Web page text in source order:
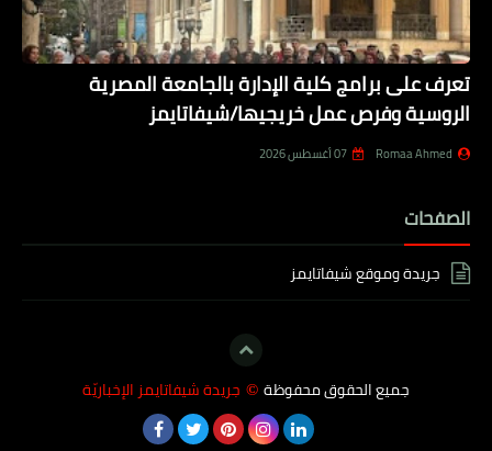
تعرف على برامج كلية الإدارة بالجامعة المصرية
الروسية وفرص عمل خريجيها/شيفاتايمز
Romaa Ahmed 07 أغسطس 2026
الصفحات
جريدة وموقع شيفاتايمز
جميع الحقوق محفوظة © جريدة شيفاتايمز الإخباريّة